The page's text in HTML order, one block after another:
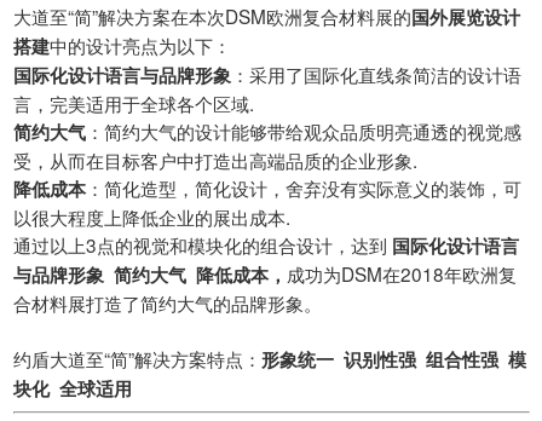
大道至“简”解决方案在本次DSM欧洲复合材料展的国外展览设计
搭建中的设计亮点为以下：
国际化设计语言与品牌形象 ：采用了国际化直线条简洁的设计语
言，完美适用于全球各个区域.
简约大气：简约大气的设计能够带给观众品质明亮通透的视觉感
受，从而在目标客户中打造出高端品质的企业形象.
降低成本：简化造型，简化设计，舍弃没有实际意义的装饰，可
以很大程度上降低企业的展出成本.
通过以上3点的视觉和模块化的组合设计，达到 国际化设计语言
与品牌形象 简约大气 降低成本， 成功为DSM在2018年欧洲复
合材料展打造了简约大气的品牌形象。
约盾大道至“简”解决方案特点： 形象统一 识别性强 组合性强 模
块化 全球适用